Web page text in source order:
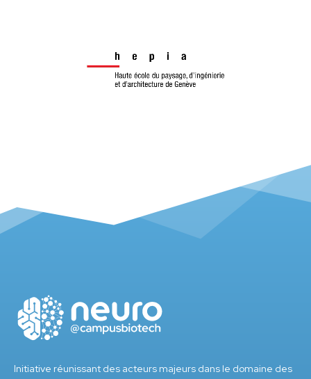
Initiative réunissant des acteurs majeurs dans le domaine des